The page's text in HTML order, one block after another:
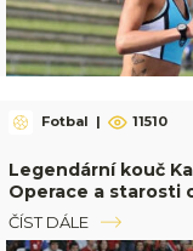
Fotbal | 11510
Legendární kouč
Operace a starosti
ČÍST DÁLE